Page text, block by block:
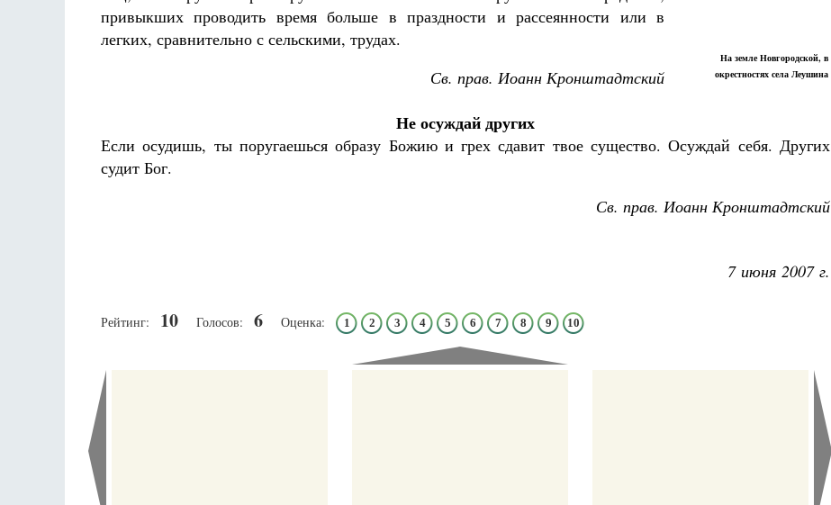
На земле Новгородской, в
окрестностях села Леушина
привыкших проводить время больше в праздности и рассеянности или в
легких, сравнительно с сельскими, трудах.
Св. прав. Иоанн Кронштадтский
Не осуждай других
Если осудишь, ты поругаешься образу Божию и грех сдавит твое существо. Осуждай себя. Других
судит Бог.
Св. прав. Иоанн Кронштадтский
7 июня 2007 г.
Рейтинг: 10 Голосов: 6 Оценка: 1 2 3 4 5 6 7 8 9 10
Как найти своё место в жизни